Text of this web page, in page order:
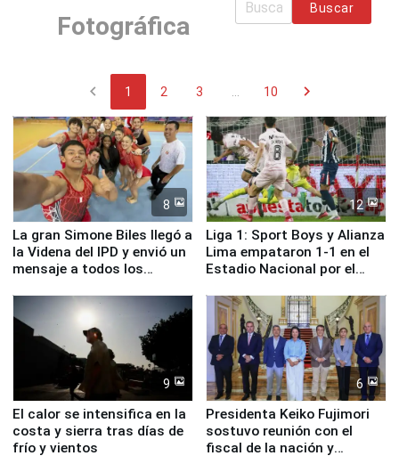
Fotográfica
Buscar
chevron_left 1 2 3 10 chevron_right
8
La gran Simone Biles llegó a
la Videna del IPD y envió un
mensaje a todos los
12
Liga 1: Sport Boys y Alianza
Lima empataron 1-1 en el
Estadio Nacional por el
9
El calor se intensifica en la
costa y sierra tras días de
frío y vientos
6
Presidenta Keiko Fujimori
sostuvo reunión con el
fiscal de la nación y